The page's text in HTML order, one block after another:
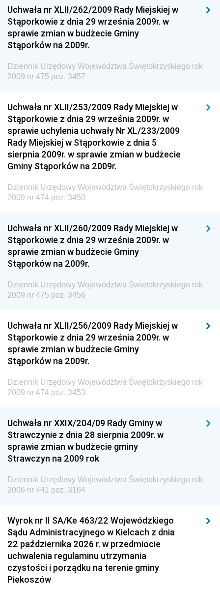
Dziennik Urzędowy Ministra Kultury, Dziedzictwa
Narodowego i Sportu
Dziennik Urzędowy Ministra Rodziny i Polityki
Społecznej
Dziennik Urzędowy Komendy Głównej Straży
Granicznej
Drogowego
Dziennik Urzędowy Narodowego Banku Polskiego
Dziennik Urzędowy Komendy Głównej Policji
Dziennik Urzędowy Ministra Pracy i Polityki
Społecznej
Dziennik Urzędowy Ministra Transportu, Budownictwa
i Gospodarki Morskiej
Dziennik Urzędowy Ministra Spraw Zagranicznych
Dziennik Urzędowy Centralnego Biura
Antykorupcyjnego
Wewnętrznego
Dziennik Urzędowy Urzędu Patentowego
Dziennik Urzędowy Generalnej Dyrekcji Dróg
Krajowych i Autostrad
Dziennik Urzędowy Ministra Środowiska
Dziennik Urzędowy Ministra Edukacji
Dziennik Urzędowy Ministra Przemysłu
Dziennik Urzędowy Ministra Finansów i Gospodarki
Dziennik Urzędowy Ministra do Spraw Unii
Dziennik Urzędowy Agencji Wywiadu
Uchwała nr XLII/262/2009 Rady Miejskiej w
Stąporkowie z dnia 29 września 2009r. w
sprawie zmian w budżecie Gminy
Stąporków na 2009r.
Dziennik Urzędowy Województwa Świętokrzyskiego rok
2009 nr 475 poz. 3457
Uchwała nr XLII/253/2009 Rady Miejskiej w
Stąporkowie z dnia 29 września 2009r. w
sprawie uchylenia uchwały Nr XL/233/2009
Rady Miejskiej w Stąporkowie z dnia 5
sierpnia 2009r. w sprawie zmian w budżecie
Gminy Stąporków na 2009r.
Dziennik Urzędowy Województwa Świętokrzyskiego rok
2009 nr 474 poz. 3450
Uchwała nr XLII/260/2009 Rady Miejskiej w
Stąporkowie z dnia 29 września 2009r. w
sprawie zmian w budżecie Gminy
Stąporków na 2009r.
Dziennik Urzędowy Województwa Świętokrzyskiego rok
2009 nr 475 poz. 3456
Uchwała nr XLII/256/2009 Rady Miejskiej w
Stąporkowie z dnia 29 września 2009r. w
sprawie zmian w budżecie Gminy
Stąporków na 2009r.
Dziennik Urzędowy Województwa Świętokrzyskiego rok
2009 nr 474 poz. 3453
Uchwała nr XXIX/204/09 Rady Gminy w
Strawczynie z dnia 28 sierpnia 2009r. w
sprawie zmian w budżecie gminy
Strawczyn na 2009 rok
Dziennik Urzędowy Województwa Świętokrzyskiego rok
2006 nr 441 poz. 3164
Wyrok nr II SA/Ke 463/22 Wojewódzkiego
Sądu Administracyjnego w Kielcach z dnia
22 października 2026 r. w przedmiocie
uchwalenia regulaminu utrzymania
czystości i porządku na terenie gminy
Piekoszów